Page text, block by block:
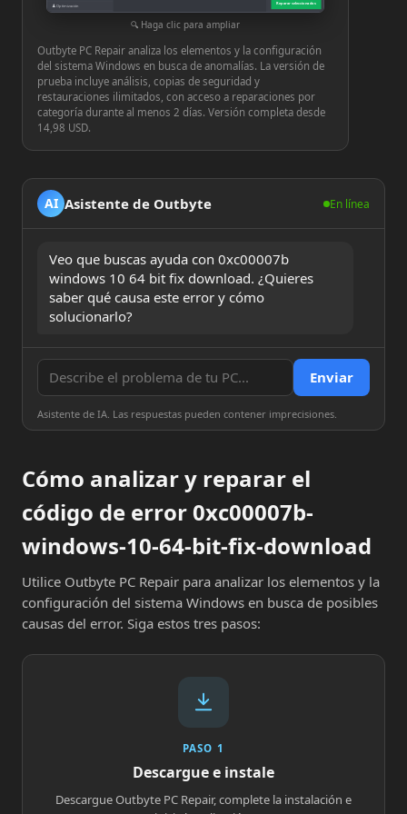
♟Optimización
Reparar seleccionados
Haga clic para ampliar
Outbyte PC Repair analiza los elementos y la configuración
del sistema Windows en busca de anomalías. La versión de
prueba incluye análisis, copias de seguridad y
restauraciones ilimitados, con acceso a reparaciones por
categoría durante al menos 2 días. Versión completa desde
14,98 USD.
AI Asistente de Outbyte En línea
Veo que buscas ayuda con 0xc00007b
windows 10 64 bit fix download. ¿Quieres
saber qué causa este error y cómo
solucionarlo?
Enviar
Asistente de IA. Las respuestas pueden contener imprecisiones.
Cómo analizar y reparar el
código de error 0xc00007b-
windows-10-64-bit-fix-download
Utilice Outbyte PC Repair para analizar los elementos y la
configuración del sistema Windows en busca de posibles
causas del error. Siga estos tres pasos:
PASO 1
Descargue e instale
Descargue Outbyte PC Repair, complete la instalación e